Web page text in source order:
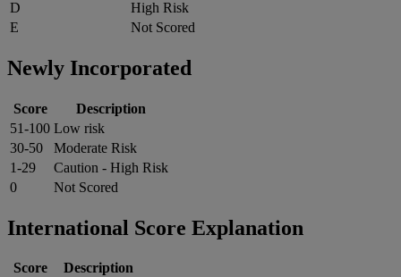
D
High Risk
E
Not Scored
Newly Incorporated
Score
Description
51-100 Low risk
30-50
Moderate Risk
1-29
Caution - High Risk
0
Not Scored
International Score Explanation
Score
Description